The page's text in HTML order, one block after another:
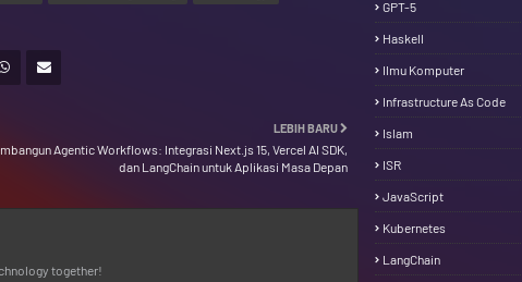
LEBIH BARU
Agentic Workflows: Integrasi Next.js 15, Vercel AI SDK,
dan LangChain untuk Aplikasi Masa Depan
together!
GPT-5
Haskell
Ilmu Komputer
Infrastructure As Code
Islam
ISR
JavaScript
Kubernetes
LangChain